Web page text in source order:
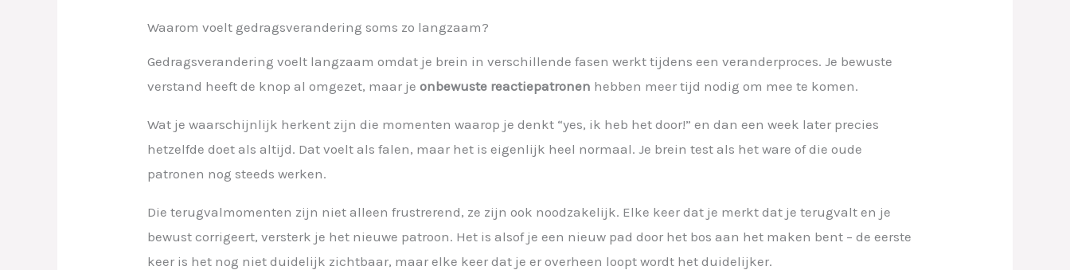
Waarom voelt gedragsverandering soms zo langzaam?
Gedragsverandering voelt langzaam omdat je brein in verschillende fasen werkt tijdens een veranderproces. Je bewuste
verstand heeft de knop al omgezet, maar jeonbewuste reactiepatronen hebben meer tijd nodig om mee te komen.
Wat je waarschijnlijk herkent zijn die momenten waarop je denkt “yes, ik heb het door!” en dan een week later precies
hetzelfde doet als altijd. Dat voelt als falen, maar het is eigenlijk heel normaal. Je brein test als het ware of die oude
patronen nog steeds werken.
Die terugvalmomenten zijn niet alleen frustrerend, ze zijn ook noodzakelijk. Elke keer dat je merkt dat je terugvalt en je
bewust corrigeert, versterk je het nieuwe patroon. Het is alsof je een nieuw pad door het bos aan het maken bent – de eerste
keer is het nog niet duidelijk zichtbaar, maar elke keer dat je er overheen loopt wordt het duidelijker.